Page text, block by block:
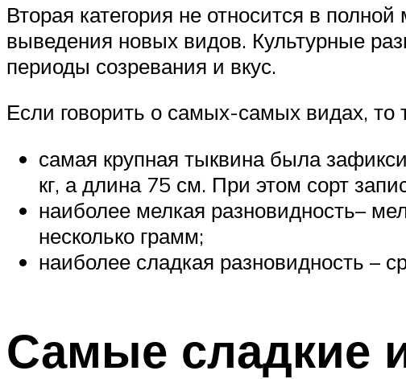
Вторая категория не относится в
выведения новых видов. Культурные
периоды созревания и вкус.
Если говорить о самых-самых видах,
самая крупная тыквина была
кг, а длина 75 см. При этом сорт
наиболее мелкая разновидность–
несколько грамм;
наиболее сладкая разновидность –
Самые сладкие